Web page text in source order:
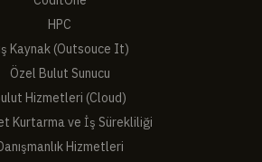
HPC
Kaynak (Outsouce It)
Özel Bulut Sunucu
Hizmetleri (Cloud)
Kurtarma ve İş Sürekliliği
Hizmetleri